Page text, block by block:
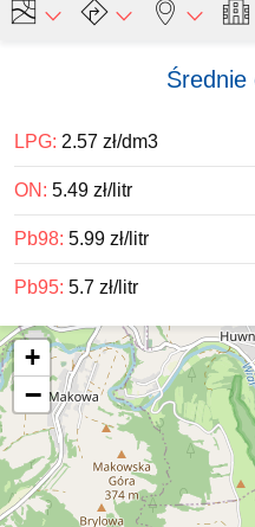
Średnie
LPG: 2.57 zł/dm3
ON: 5.49 zł/litr
Pb98: 5.99 zł/litr
Pb95: 5.7 zł/litr
+
−